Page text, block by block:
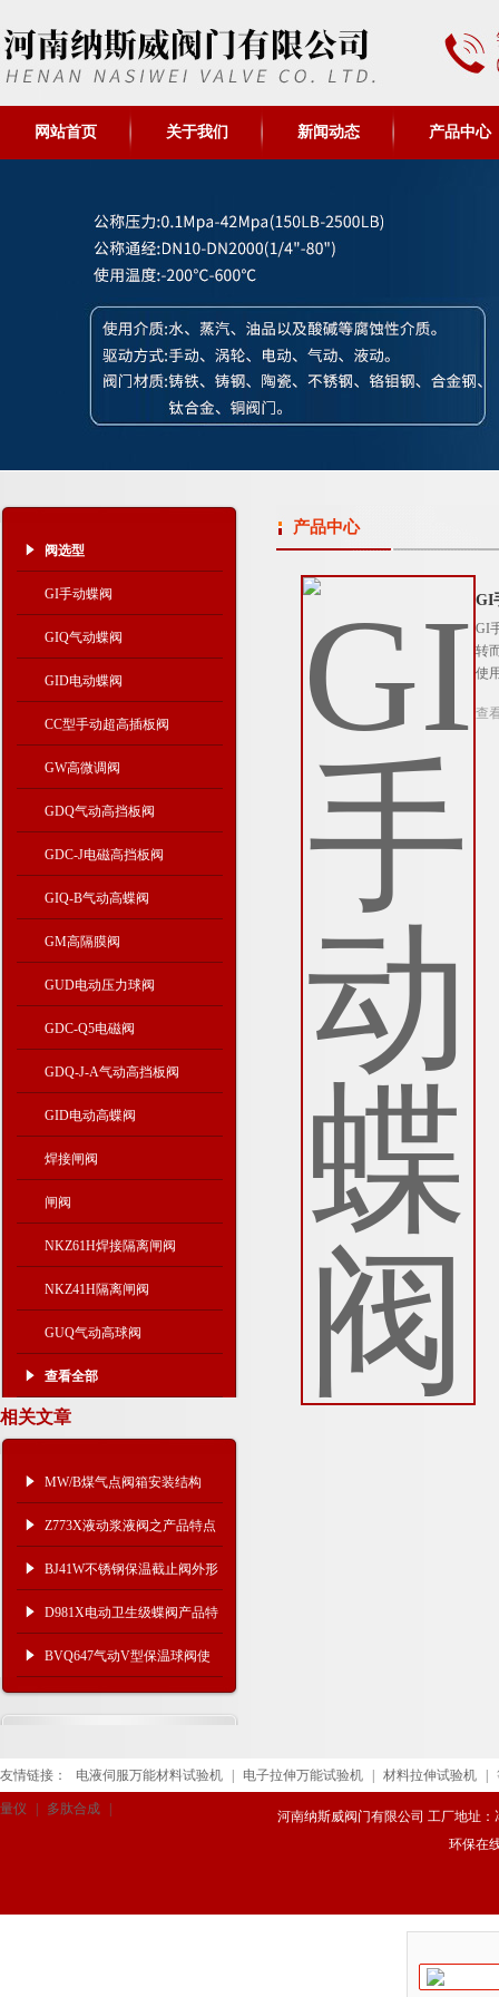
网站首页 关于我们 新闻动态 产品中心
阀选型
GI手动蝶阀
GIQ气动蝶阀
GID电动蝶阀
CC型手动超高插板阀
GW高微调阀
GDQ气动高挡板阀
GDC-J电磁高挡板阀
GIQ-B气动高蝶阀
GM高隔膜阀
GUD电动压力球阀
GDC-Q5电磁阀
GDQ-J-A气动高挡板阀
GID电动高蝶阀
焊接闸阀
闸阀
NKZ61H焊接隔离闸阀
NKZ41H隔离闸阀
GUQ气动高球阀
查看全部
相关文章
MW/B煤气点阀箱安装结构
Z773X液动浆液阀之产品特点
与性能
BJ41W不锈钢保温截止阀外形
连接及产品性能
D981X电动卫生级蝶阀产品特
点及技术参数
BVQ647气动V型保温球阀使
用工况
产品中心
GI
GI
转
使
查
友情链接： 电液伺服万能材料试验机 电子拉伸万能试验机 材料拉伸试验机
量仪 多肽合成
河南纳斯威阀门有限公司 工厂地址：
环保在